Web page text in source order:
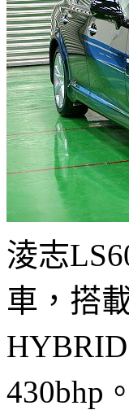
淩志
車，搭
430bhp。